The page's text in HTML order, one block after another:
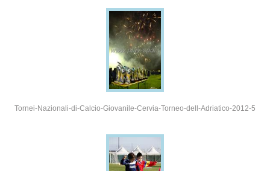
Tornei-Nazionali-di-Calcio-Giovanile-Cervia-Torneo-dell-Adriatico-2012-5